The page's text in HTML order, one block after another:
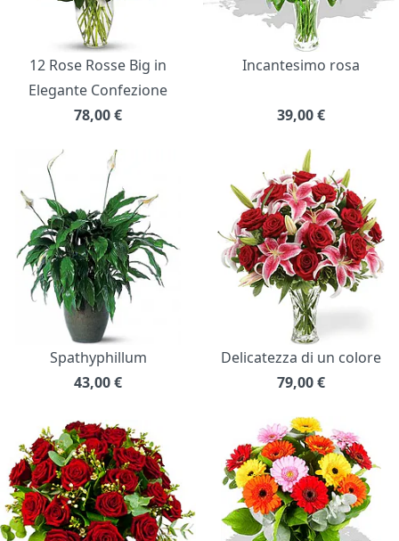
12 Rose Rosse Big in
Elegante Confezione
78,00€
Incantesimo rosa
39,00€
Spathyphillum
43,00€
Delicatezza di un colore
79,00€